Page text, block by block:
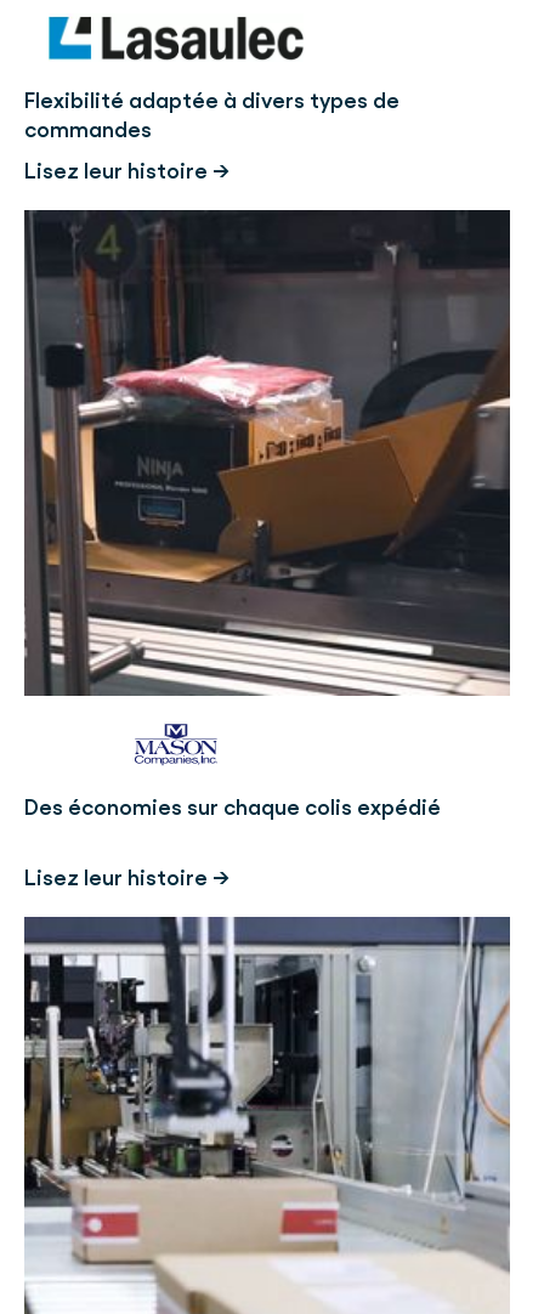
Flexibilité adaptée à divers types de
commandes
Lisez leur histoire →
Des économies sur chaque colis expédié
Lisez leur histoire →